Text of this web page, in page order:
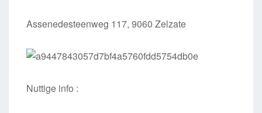
Assenedesteenweg 117, 9060 Zelzate
Nuttige info :